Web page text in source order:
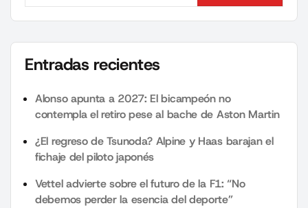
Entradas recientes
Alonso apunta a 2027: El bicampeón no
contempla el retiro pese al bache de Aston Martin
¿El regreso de Tsunoda? Alpine y Haas barajan el
fichaje del piloto japonés
Vettel advierte sobre el futuro de la F1: “No
debemos perder la esencia del deporte”